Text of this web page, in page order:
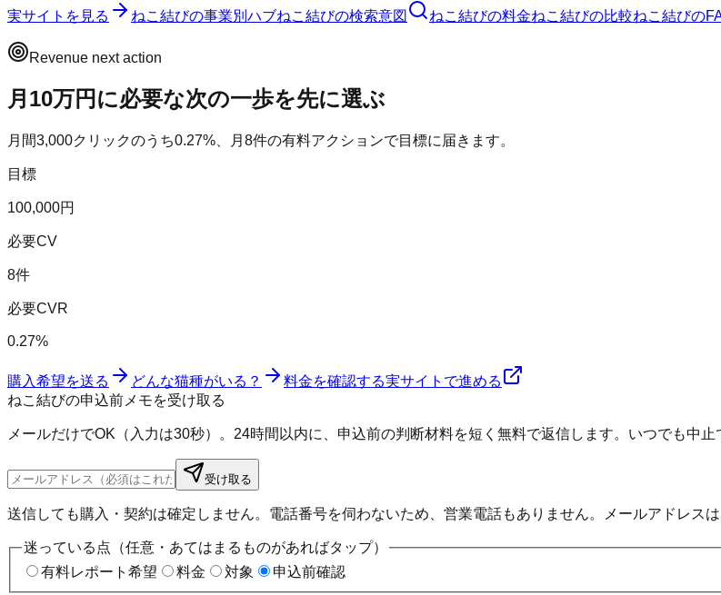
実サイトを見る ねこ結びの事業別ハブねこ結びの検索意図 ねこ結びの料金ねこ結びの比較ねこ結びの
Revenue next action
月10万円に必要な次の一歩を先に選ぶ
月間3,000クリックのうち0.27%、月 8件の有料アクションで目標に届きます。
目標
100,000円
必要CV
8件
必要CVR
0.27%
購入希望を送る どんな猫種がいる？ 料金を確認する実サイトで進める
ねこ結びの申込前メモを受け取る
メールだけでOK（入力は30秒）。24時間以内に、申込前の判断材料を短く無料で返信します。いつでも中止
受け取る
送信しても購入・契約は確定しません。電話番号を伺わないため、営業電話もありません。メールアドレス
迷っている点（任意・あてはまるものがあればタップ）
有料レポート希望
料金 対象 申込前確認